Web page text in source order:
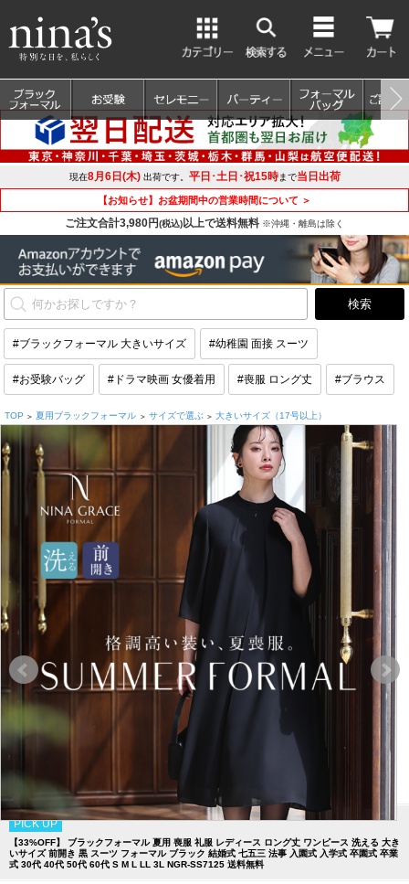
現在8月6日(木)出荷です。 平日･土日･祝15時まで当日出荷
【お知らせ】お盆期間中の営業時間について ＞
ご注文合計3,980円(税込)以上で送料無料 ※沖縄・離島は除く
#ブラックフォーマル 大きいサイズ #幼稚園 面接 スーツ
#お受験バッグ #ドラマ映画 女優着用 #喪服 ロング丈 #ブラウス
TOP > 夏用ブラックフォーマル > サイズで選ぶ > 大きいサイズ（17号以上）
PICK UP
【33%OFF】 ブラックフォーマル 夏用 喪服 礼服 レディース ロング丈 ワンピース 洗える 大き
いサイズ 前開き 黒 スーツ フォーマル ブラック 結婚式 七五三 法事 入園式 入学式 卒園式 卒業
式 30代 40代 50代 60代 S M L LL 3L NGR-SS7125 送料無料